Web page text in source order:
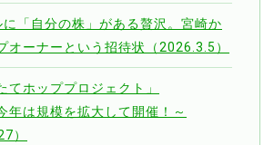
「自分の株」がある贅沢。宮崎か
オーナーという招待状（2026.3.5）
てホッププロジェクト」
年は規模を拡大して開催！～
）